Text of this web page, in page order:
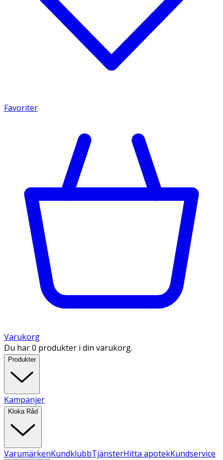
Favoriter
Varukorg
Du har 0 produkter i din varukorg.
Produkter
Kampanjer
Kloka Råd
VarumärkenKundklubbTjänsterHitta apotekKundservice